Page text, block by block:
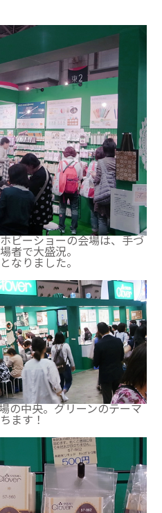
ビーショーの会場は、手づ
者で大盛況。
なりました。
の中央。グリーンのテーマ
ます！